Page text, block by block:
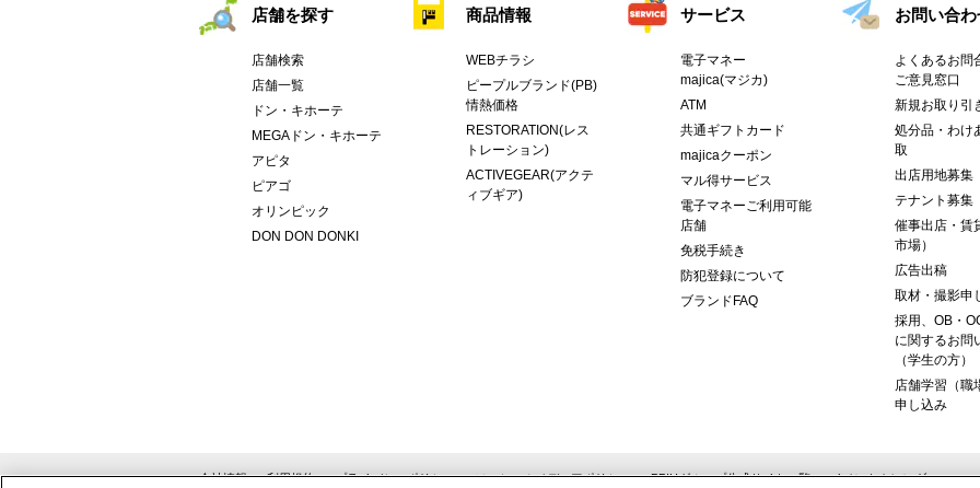
店舗を探す
店舗検索
店舗一覧
ドン・キホーテ
MEGAドン・キホーテ
アピタ
ピアゴ
オリンピック
DON DON DONKI
商品情報
WEBチラシ
ピープルブランド(PB)
情熱価格
RESTORATION(レス
トレーション)
ACTIVEGEAR(アクテ
ィブギア)
サービス
電子マネー
majica(マジカ)
ATM
共通ギフトカード
majicaクーポン
マル得サービス
電子マネーご利用可能
店舗
免税手続き
防犯登録について
ブランドFAQ
お問い合わ
よくあるお問
ご意見窓口
新規お取り引
処分品・わけ
取
出店用地募集
テナント募集
催事出店・賃
市場）
広告出稿
取材・撮影申
採用、OB・
に関するお問
（学生の方）
店舗学習（職
申し込み
会社情報 利用規約 プライバシーポリシー ソーシャルメディアポリシー PPIHグループ公式サイト一覧 イベントカレンダー